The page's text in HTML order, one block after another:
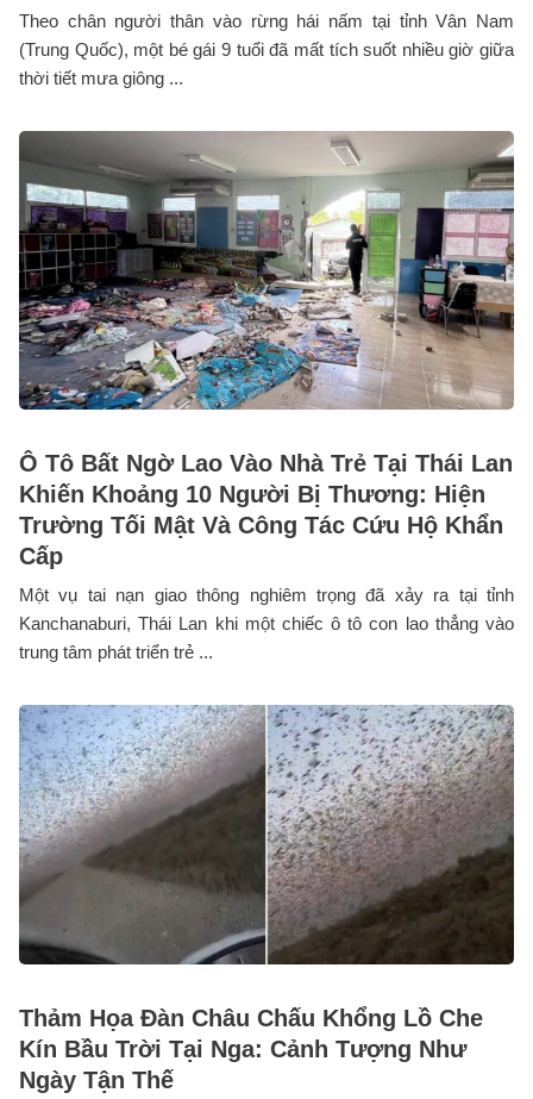
Theo chân người thân vào rừng hái nấm tại tỉnh Vân Nam
(Trung Quốc), một bé gái 9 tuổi đã mất tích suốt nhiều giờ giữa
thời tiết mưa giông ...
Ô Tô Bất Ngờ Lao Vào Nhà Trẻ Tại Thái Lan
Khiến Khoảng 10 Người Bị Thương: Hiện
Trường Tối Mật Và Công Tác Cứu Hộ Khẩn
Cấp
Một vụ tai nạn giao thông nghiêm trọng đã xảy ra tại tỉnh
Kanchanaburi, Thái Lan khi một chiếc ô tô con lao thẳng vào
trung tâm phát triển trẻ ...
Thảm Họa Đàn Châu Chấu Khổng Lồ Che
Kín Bầu Trời Tại Nga: Cảnh Tượng Như
Ngày Tận Thế